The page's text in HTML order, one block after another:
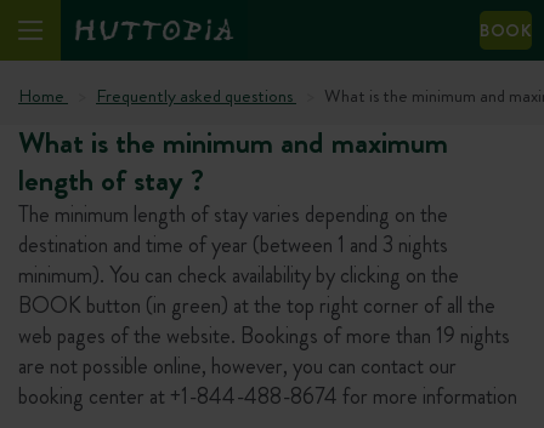
BOOK
Home Frequently asked questions What is the minimum and
What is the minimum and maximum
length of stay ?
The minimum length of stay varies depending on the
destination and time of year (between 1 and 3 nights
minimum). You can check availability by clicking on the
BOOK button (in green) at the top right corner of all the
web pages of the website. Bookings of more than 19 nights
are not possible online, however, you can contact our
booking center at +1-844-488-8674 for more information